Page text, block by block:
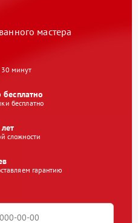
мастера
30 минут
бесплатно
сложности
гарантию